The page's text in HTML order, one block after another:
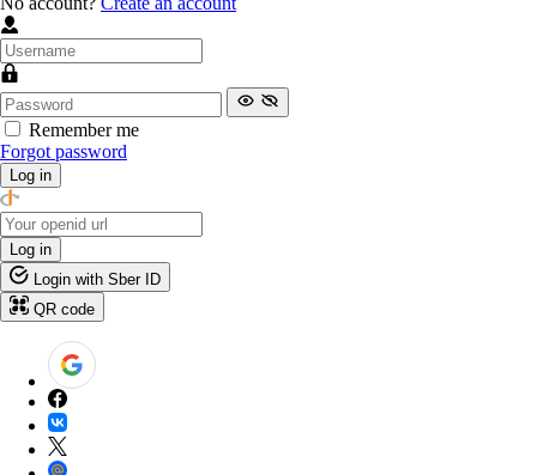
Remember me
Forgot password
Log in
Log in
Login with Sber ID
QR code